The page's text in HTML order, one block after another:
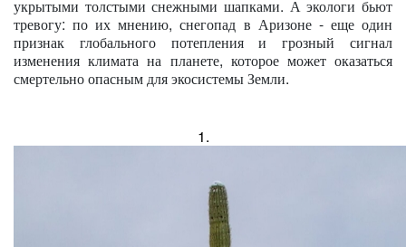
укрытыми толстыми снежными шапками. А экологи бьют
тревогу: по их мнению, снегопад в Аризоне - еще один
признак глобального потепления и грозный сигнал
изменения климата на планете, которое может оказаться
смертельно опасным для экосистемы Земли.
1.